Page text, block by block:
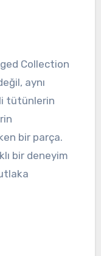
Collection
aynı
tütünlerin
bir parça.
bir deneyim